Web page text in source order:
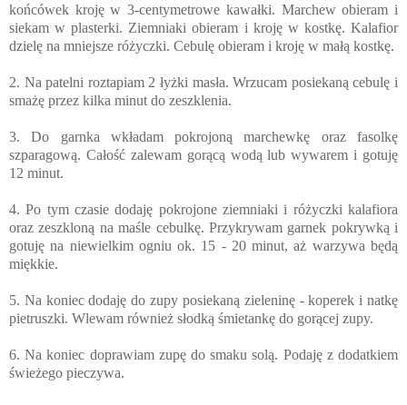
końcówek kroję w 3-centymetrowe kawałki. Marchew obieram i
siekam w plasterki. Ziemniaki obieram i kroję w kostkę. Kalafior
dzielę na mniejsze różyczki. Cebulę obieram i kroję w małą kostkę.
2. Na patelni roztapiam 2 łyżki masła. Wrzucam posiekaną cebulę i
smażę przez kilka minut do zeszklenia.
3. Do garnka wkładam pokrojoną marchewkę oraz fasolkę
szparagową. Całość zalewam gorącą wodą lub wywarem i gotuję
12 minut.
4. Po tym czasie dodaję pokrojone ziemniaki i różyczki kalafiora
oraz zeszkloną na maśle cebulkę. Przykrywam garnek pokrywką i
gotuję na niewielkim ogniu ok. 15 - 20 minut, aż warzywa będą
miękkie.
5. Na koniec dodaję do zupy posiekaną zieleninę - koperek i natkę
pietruszki. Wlewam również słodką śmietankę do gorącej zupy.
6. Na koniec doprawiam zupę do smaku solą. Podaję z dodatkiem
świeżego pieczywa.